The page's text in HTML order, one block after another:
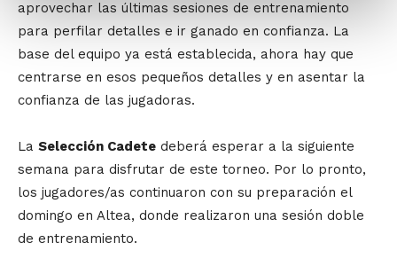
aprovechar las últimas sesiones de entrenamiento
para perfilar detalles e ir ganado en confianza. La
base del equipo ya está establecida, ahora hay que
centrarse en esos pequeños detalles y en asentar la
confianza de las jugadoras.
La Selección Cadete deberá esperar a la siguiente
semana para disfrutar de este torneo. Por lo pronto,
los jugadores/as continuaron con su preparación el
domingo en Altea, donde realizaron una sesión doble
de entrenamiento.